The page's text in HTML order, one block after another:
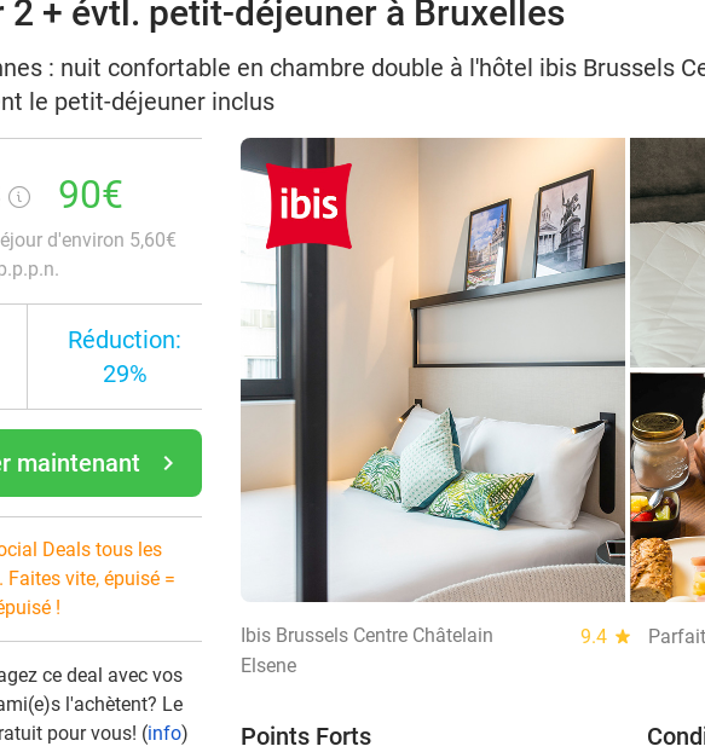
2 + évtl. petit-déjeuner à Bruxelles
: nuit confortable en chambre double à l'hôtel ibis Brussels
le petit-déjeuner inclus
90€
d'environ 5,60€
Réduction:
29%
navigate_next
maintenant
Deals tous les
vite, épuisé =
!
ce deal avec vos
l'achètent? Le
pour vous! (info)
Ibis Brussels Centre Châtelain 9.4 star
Parfait
Elsene
Points Forts